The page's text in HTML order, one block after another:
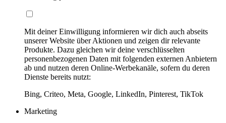
Mit deiner Einwilligung informieren wir dich auch abseits
unserer Website über Aktionen und zeigen dir relevante
Produkte. Dazu gleichen wir deine verschlüsselten
personenbezogenen Daten mit folgenden externen Anbietern
ab und nutzen deren Online-Werbekanäle, sofern du deren
Dienste bereits nutzt:
Bing, Criteo, Meta, Google, LinkedIn, Pinterest, TikTok
Marketing